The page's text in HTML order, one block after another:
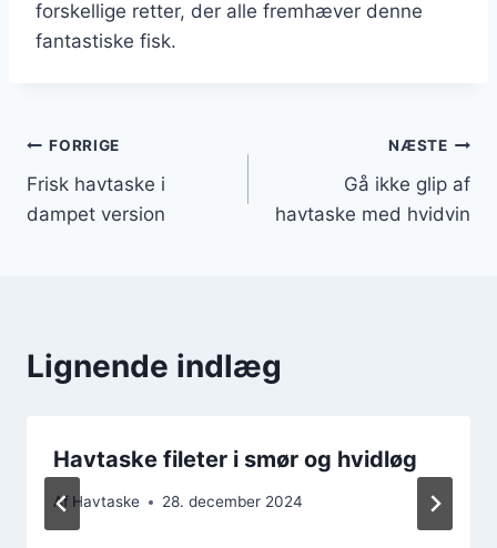
forskellige retter, der alle fremhæver denne
fantastiske fisk.
Indlægsnavigation
FORRIGE
Frisk havtaske i
dampet version
NÆSTE
Gå ikke glip af
havtaske med hvidvin
Lignende indlæg
Havtaske fileter i smør og hvidløg
Af Havtaske 28. december 2024